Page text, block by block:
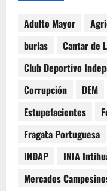
Adulto Mayor
burlas
Cantar de
Club Deportivo
Corrupción
DEM
Estupefacientes
Fragata Portuguesa
INDAP
INIA
Mercados